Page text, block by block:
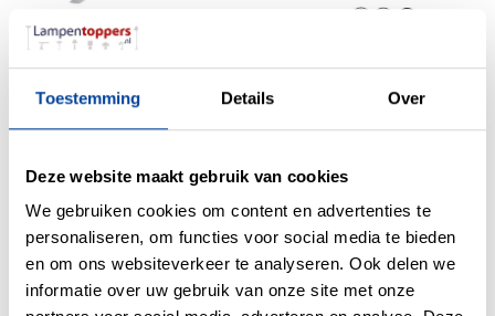
Toestemming Details Over
Deze website maakt gebruik van cookies
We gebruiken cookies om content en advertenties te
personaliseren, om functies voor social media te bieden
en om ons websiteverkeer te analyseren. Ook delen we
informatie over uw gebruik van onze site met onze
Plafondventilator Plafondventilator
458,00
-24%